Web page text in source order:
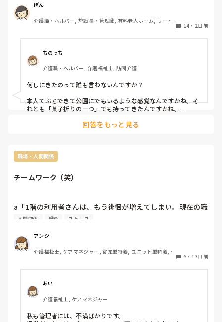
施設長は「一応社員だから…」と言って「来ないで！」とは
言えないようですが、仕事をしている私たちとの温度感がま
皆さんならどう思いますか？
ぽん
介護職・ヘルパー, 施設長・管理職, 有料老人ホーム, サービ
14 ・ 2日前
ちのっち
介護職・ヘルパー, 介護福祉士, 訪問介護
何しにきたのって誰も言わないんですか？
本人てぶらできて公園にでもいるような感覚なんですかね。そ
れとも「菓子折りの一つ」でも持ってきたんですかね。
それこそ「家族の面会すら制限」でもかかっている？のに職員
何様のつもりなんでしょうか。でも本人わからないと思います
よ
回答をもっと見る
職場・人間関係
チームワーク（笑）
a「1階の利用者さんは、もう徘徊が増えてしまい。現在の職
員数では回りません」
助け合いましょう。ニッコリ」
b「既に2階は要見守りが多く、他所へのヘルプは困難です。
今日、職員が急に休みまして、現在回りません。」
て乗り切りましょう。ニッコリ」
c「いつまで、こんな状況ですか？」
管理者「新しく職員が来てくれるまで、あと少し頑張りまし
ょう。あ、来週新しく入所者が来ます。要介護2で認知レベ
ル3の男性です。チームワークの見せ所ですよ。ニッコリ」
人間関係 職員 ストレス
アンジ
介護福祉士, ケアマネジャー, 従来型特養, ユニット型特養,
6・ 13日前
あい
介護福祉士, ケアマネジャー
私も管理者には、不満ばかりです。